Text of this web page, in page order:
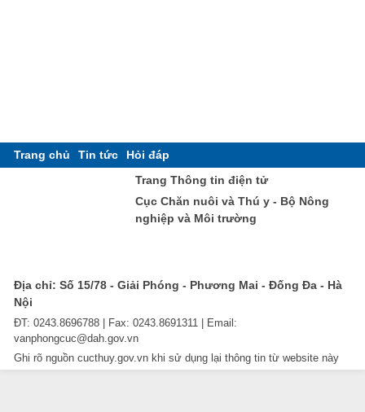
Trang chủ Tin tức
Hỏi đáp
Trang Thông tin điện tử
Cục Chăn nuôi và Thú y - Bộ Nông
nghiệp và Môi trường
Địa chỉ: Số 15/78 - Giải Phóng - Phương Mai - Đống Đa - Hà
Nội
ĐT: 0243.8696788 | Fax: 0243.8691311 | Email:
vanphongcuc@dah.gov.vn
Ghi rõ nguồn cucthuy.gov.vn khi sử dụng lại thông tin từ website này